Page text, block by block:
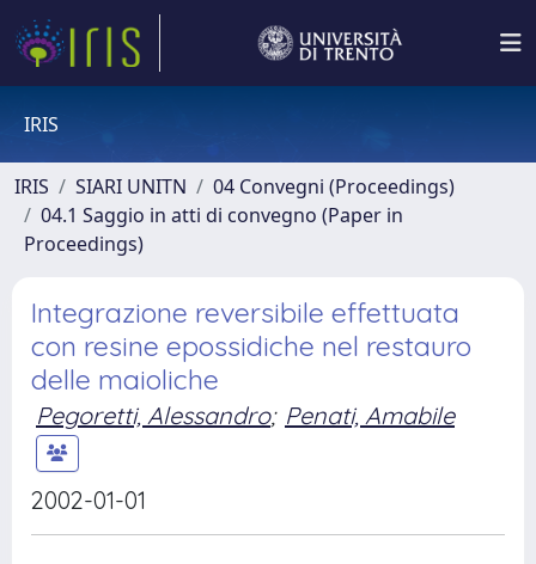
IRIS
IRIS SIARI UNITN
04 Convegni (Proceedings)
04.1 Saggio in atti di convegno (Paper in
Proceedings)
Integrazione reversibile effettuata
con resine epossidiche nel restauro
delle maioliche
Pegoretti, Alessandro; Penati, Amabile
2002-01-01